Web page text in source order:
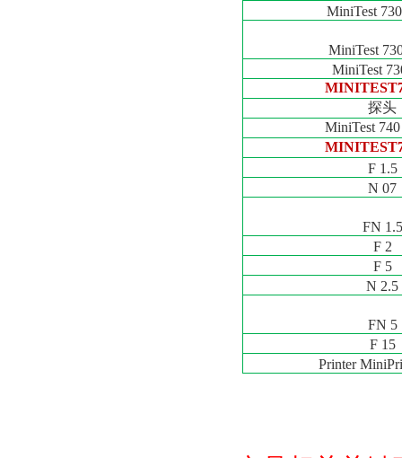
MiniTest
MiniTest
MiniTest
探头
MiniTest
F 1.5
N 07
FN 1.5
F 2
F 5
N 2.5
FN 5
F 15
Printer